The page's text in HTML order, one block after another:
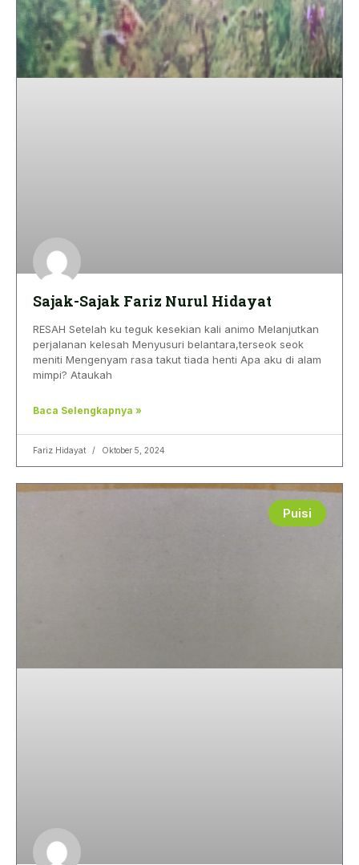
Sajak-Sajak Fariz Nurul Hidayat
RESAH Setelah ku teguk kesekian kali animo Melanjutkan
perjalanan kelesah Menyusuri belantara,terseok seok
meniti Mengenyam rasa takut tiada henti Apa aku di alam
mimpi? Ataukah
Baca Selengkapnya »
Fariz Hidayat Oktober 5, 2024
Puisi